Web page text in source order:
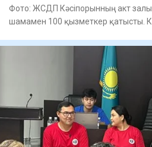
Фото: ЖСДП Кәсіпорынның акт
шамамен 100 қызметкер қатысты.